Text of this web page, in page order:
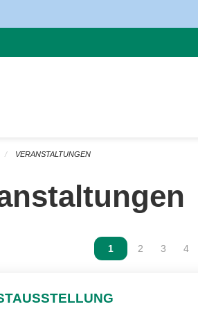
VERANSTALTUNGEN
Vous êtes sur la
1 Vous êtes
2 Vous
3 4